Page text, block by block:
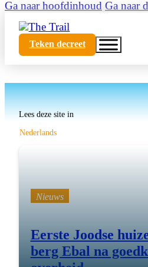
Ga naar hoofdinhoud Ga naar
Teken decreet
Lees deze site in
Nederlands
Nieuws
Eerste Joodse
berg Ebal na